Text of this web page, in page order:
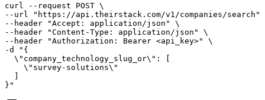
curl --request POST \
--url "https://api.theirstack.com/v1/companies/search"
--header "Accept: application/json" \
--header "Content-Type: application/json" \
--header "Authorization: Bearer <api_key>" \
-d "{
  \"company_technology_slug_or\": [
    \"survey-solutions\"
  ]
}"